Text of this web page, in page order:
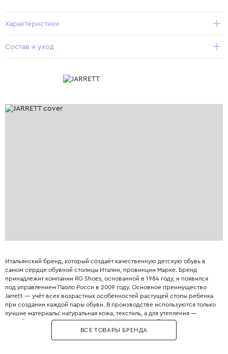
Характеристики
Состав и уход
Итальянский бренд, который создаёт качественную детскую обувь в
самом сердце обувной столицы Италии, провинции Марке. Бренд
принадлежит компании RG Shoes, основанной в 1984 году, и появился
под управлением Паоло Росси в 2009 году. Основное преимущество
Jarrett — учёт всех возрастных особенностей растущей стопы ребенка
при создании каждой пары обуви. В производстве используются только
лучшие материалы: натуральная кожа, текстиль, а для утепления —
мягкий кашемир и овчина. Jarrett выпускает широкий ассортимент
обуви на любой сезон, включая ботинки, кеды, лоферы, балетки,
сандалии и сапоги. Все этапы производства от кройки до сборки
ВСЕ ТОВАРЫ БРЕНДА